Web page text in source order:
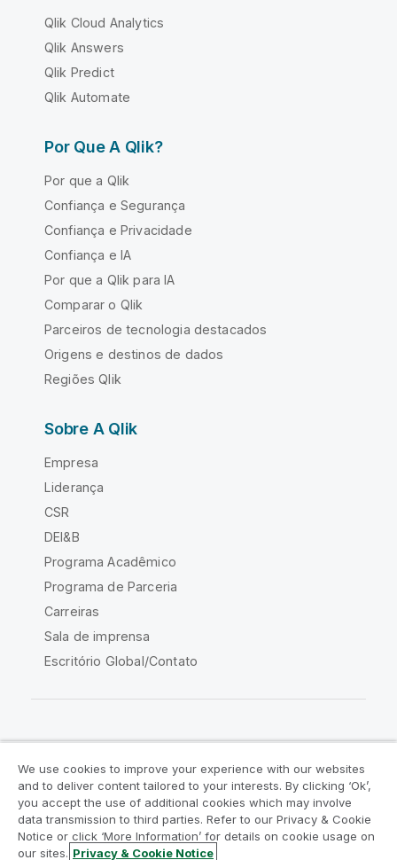
Qlik Cloud Analytics
Qlik Answers
Qlik Predict
Qlik Automate
Por Que A Qlik?
Por que a Qlik
Confiança e Segurança
Confiança e Privacidade
Confiança e IA
Por que a Qlik para IA
Comparar o Qlik
Parceiros de tecnologia destacados
Origens e destinos de dados
Regiões Qlik
Sobre A Qlik
Empresa
Liderança
CSR
DEI&B
Programa Acadêmico
Programa de Parceria
Carreiras
Sala de imprensa
Escritório Global/Contato
Acordos legais
Termos do produto
Legal Policies
Políticas Legais
Termos de uso
Marcas comerciais
We use cookies to improve your experience with our websites
and to deliver content tailored to your interests. By clicking ‘Ok’,
you accept the use of additional cookies which may involve
data transmission to third parties. Refer to our Privacy & Cookie
Notice or click ‘More Information’ for details on cookie usage on
our sites. Privacy & Cookie Notice